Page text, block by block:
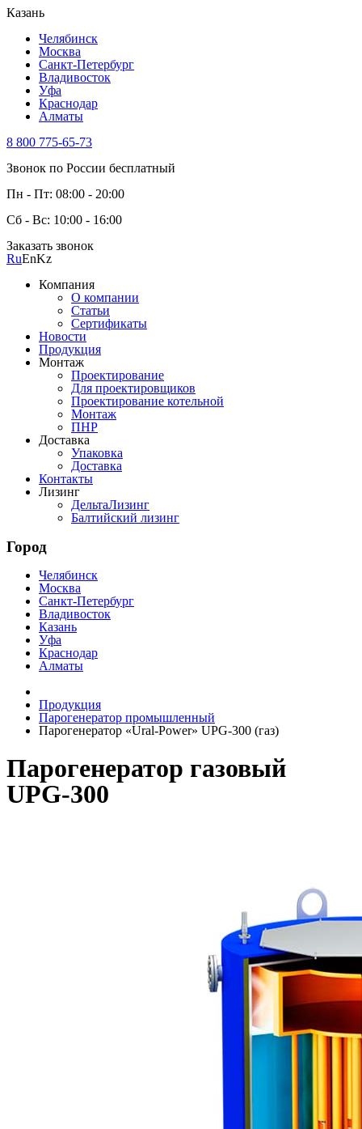
Казань
Челябинск
Москва
Санкт-Петербург
Владивосток
Уфа
Краснодар
Алматы
8 800 775-65-73
Звонок по России бесплатный
Пн - Пт: 08:00 - 20:00
Сб - Вс: 10:00 - 16:00
Заказать звонок
RuEnKz
Компания
О компании
Статьи
Сертификаты
Новости
Продукция
Монтаж
Проектирование
Для проектировщиков
Проектирование котельной
Монтаж
ПНР
Доставка
Упаковка
Доставка
Контакты
Лизинг
ДельтаЛизинг
Балтийский лизинг
Город
Челябинск
Москва
Санкт-Петербург
Владивосток
Казань
Уфа
Краснодар
Алматы
Продукция
Парогенератор промышленный
Парогенератор «Ural-Power» UPG-300 (газ)
Парогенератор газовый
UPG-300